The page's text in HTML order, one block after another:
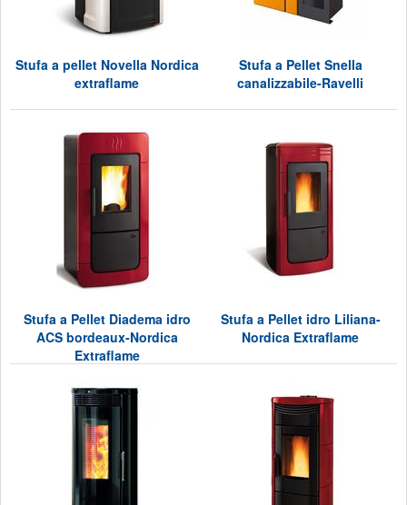
Stufa a pellet Novella Nordica
extraflame
Stufa a Pellet Snella
canalizzabile-Ravelli
Stufa a Pellet Diadema idro
ACS bordeaux-Nordica
Extraflame
Stufa a Pellet idro Liliana-
Nordica Extraflame